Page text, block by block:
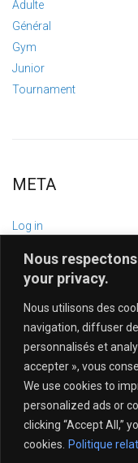
Nous
your privacy.
Nous utilisons des
navigation, diffuser
personnalisés et
accepter », vous
We use cookies to
personalized ads or
clicking “Accept All,”
cookies. Politique
Adulte
Général
Gym
Junior
Tournament
META
Log in
Comments feed
WordPress.org